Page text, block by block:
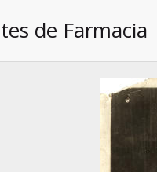
de Farmacia